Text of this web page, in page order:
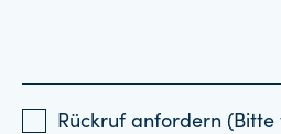
Rückruf anfordern (Bitte